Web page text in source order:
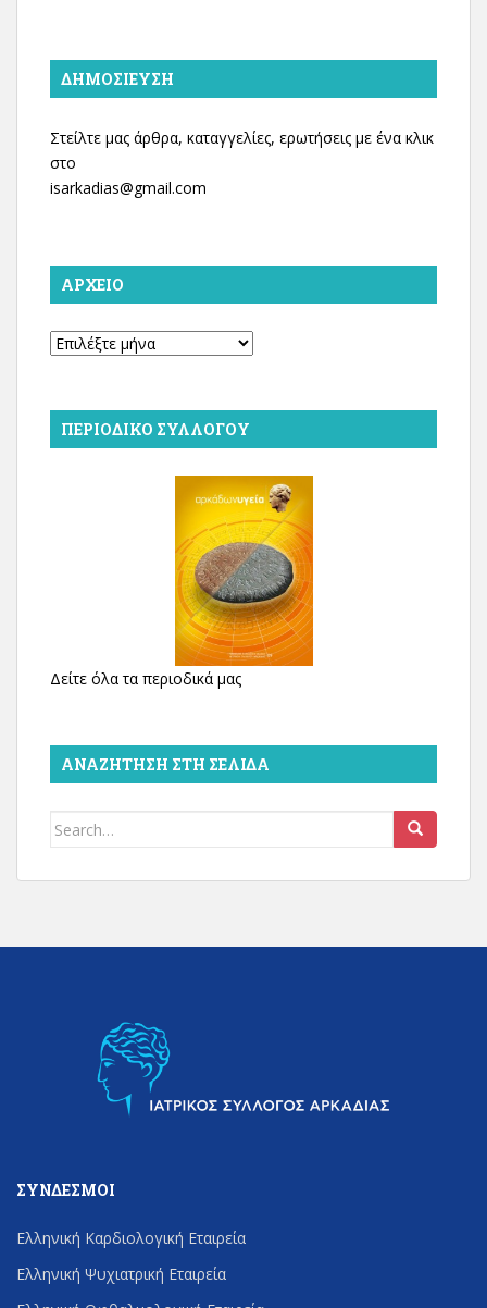
ΔΗΜΟΣΊΕΥΣΗ
Στείλτε μας άρθρα, καταγγελίες, ερωτήσεις με ένα κλικ
στο
isarkadias@gmail.com
ΑΡΧΕΊΟ
Αρχείο
ΠΕΡΙΟΔΙΚΌ ΣΥΛΛΌΓΟΥ
Δείτε όλα τα περιοδικά μας
ΑΝΑΖΉΤΗΣΗ ΣΤΗ ΣΕΛΊΔΑ
Search
ΣΎΝΔΕΣΜΟΙ
Ελληνική Καρδιολογική Εταιρεία
Ελληνική Ψυχιατρική Εταιρεία